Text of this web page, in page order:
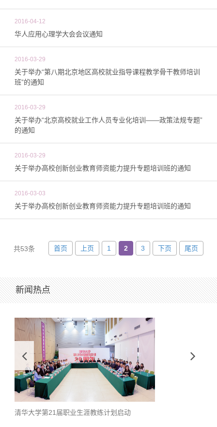
2016-04-12
华人应用心理学大会会议通知
2016-03-29
关于举办“第八期北京地区高校就业指导课程教学骨干教师培训
班”的通知
2016-03-29
关于举办“北京高校就业工作人员专业化培训——政策法规专题”
的通知
2016-03-29
关于举办高校创新创业教育师资能力提升专题培训班的通知
2016-03-03
关于举办高校创新创业教育师资能力提升专题培训班的通知
共53条 首页 上页 1 2 3 下页 尾页
新闻热点
清华大学第21届职业生涯教练计划启动